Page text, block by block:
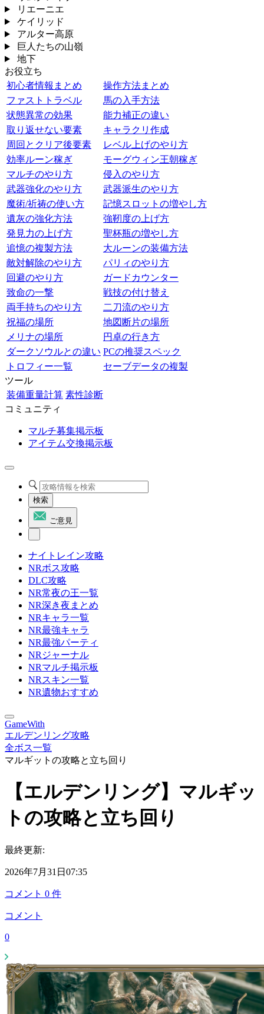
リエーニエ
ケイリッド
アルター高原
巨人たちの山嶺
地下
お役立ち
初心者情報まとめ
操作方法まとめ
ファストトラベル
馬の入手方法
状態異常の効果
能力補正の違い
取り返せない要素
キャラクリ作成
周回とクリア後要素
レベル上げのやり方
効率ルーン稼ぎ
モーグウィン王朝稼ぎ
マルチのやり方
侵入のやり方
武器強化のやり方
武器派生のやり方
魔術/祈祷の使い方
記憶スロットの増やし方
遺灰の強化方法
強靭度の上げ方
発見力の上げ方
聖杯瓶の増やし方
追憶の複製方法
大ルーンの装備方法
敵対解除のやり方
パリィのやり方
回避のやり方
ガードカウンター
致命の一撃
戦技の付け替え
両手持ちのやり方
二刀流のやり方
祝福の場所
地図断片の場所
メリナの場所
円卓の行き方
ダークソウルとの違い PCの推奨スペック
トロフィー一覧
セーブデータの複製
ツール
装備重量計算 素性診断
コミュニティ
マルチ募集掲示板
アイテム交換掲示板
検索
ご意見
ナイトレイン攻略
NRボス攻略
DLC攻略
NR常夜の王一覧
NR深き夜まとめ
NRキャラ一覧
NR最強キャラ
NR最強パーティ
NRジャーナル
NRマルチ掲示板
NRスキン一覧
NR遺物おすすめ
GameWith
エルデンリング攻略
全ボス一覧
マルギットの攻略と立ち回り
【エルデンリング】マルギッ
トの攻略と立ち回り
最終更新:
2026年7月31日07:35
コメント 0 件
コメント
0